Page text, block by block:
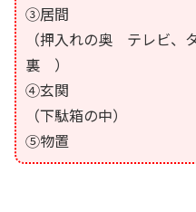
③居間
（押入れの奥 テレビ、
裏 ）
④玄関
（下駄箱の中）
⑤物置